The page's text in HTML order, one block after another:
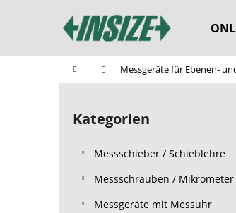
StartseiteMessgeräte für Ebenen-
S
Kategorien
überspringen
Kategorien
Messschieber / Schieblehre
Messschrauben / Mikrometer
Messgeräte mit Messuhr
e
Zurück
zum
Zurück
zum